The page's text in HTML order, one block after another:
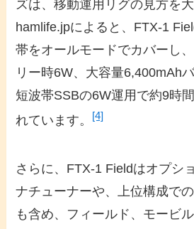
ズは、移動運用リグの見方を
hamlife.jpによると、FTX-1
帯をオールモードでカバーし
リー時6W、大容量6,400mAh
短波帯SSBの6W運用で約9時
れています。
[4]
さらに、FTX-1 Fieldはオプシ
ナチューナーや、上位構成で
も含め、フィールド、モービ